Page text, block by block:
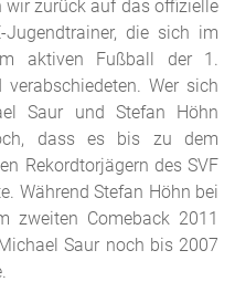
zurück auf das offizielle
Jugendtrainer, die sich im
aktiven Fußball der 1.
Wer sich
Saur und Stefan Höhn
dass es bis zu dem
Rekordtorjägern des SVF
Während Stefan Höhn bei
zweiten Comeback 2011
Saur noch bis 2007